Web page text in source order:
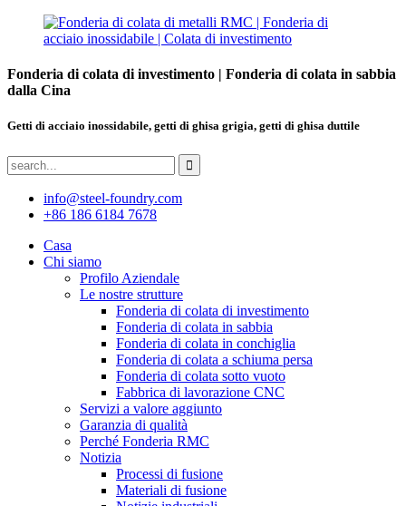
Fonderia di colata di investimento | Fonderia di colata in sabbia
dalla Cina
Getti di acciaio inossidabile, getti di ghisa grigia, getti di ghisa duttile
info@steel-foundry.com
+86 186 6184 7678
Casa
Chi siamo
Profilo Aziendale
Le nostre strutture
Fonderia di colata di investimento
Fonderia di colata in sabbia
Fonderia di colata in conchiglia
Fonderia di colata a schiuma persa
Fonderia di colata sotto vuoto
Fabbrica di lavorazione CNC
Servizi a valore aggiunto
Garanzia di qualità
Perché Fonderia RMC
Notizia
Processi di fusione
Materiali di fusione